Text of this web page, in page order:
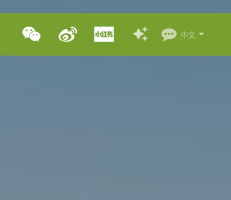
中文